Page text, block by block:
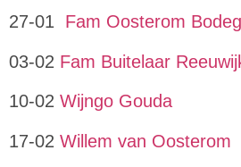
27-01 Fam Oosterom
03-02 Fam Buitelaar
10-02 Wijngo Gouda
17-02 Willem van Oosterom